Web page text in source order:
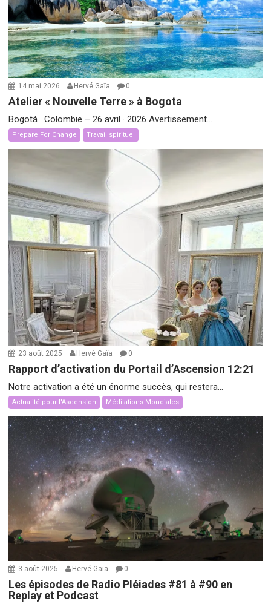
14 mai 2026 Hervé Gaïa 0
Atelier « Nouvelle Terre » à Bogota
Bogotá · Colombie – 26 avril · 2026 Avertissement...
Prepare For Change Travail spirituel
23 août 2025 Hervé Gaïa 0
Rapport d’activation du Portail d’Ascension 12:21
Notre activation a été un énorme succès, qui restera...
Actualité pour l'Ascension Méditations Mondiales
3 août 2025 Hervé Gaïa 0
Les épisodes de Radio Pléiades #81 à #90 en
Replay et Podcast